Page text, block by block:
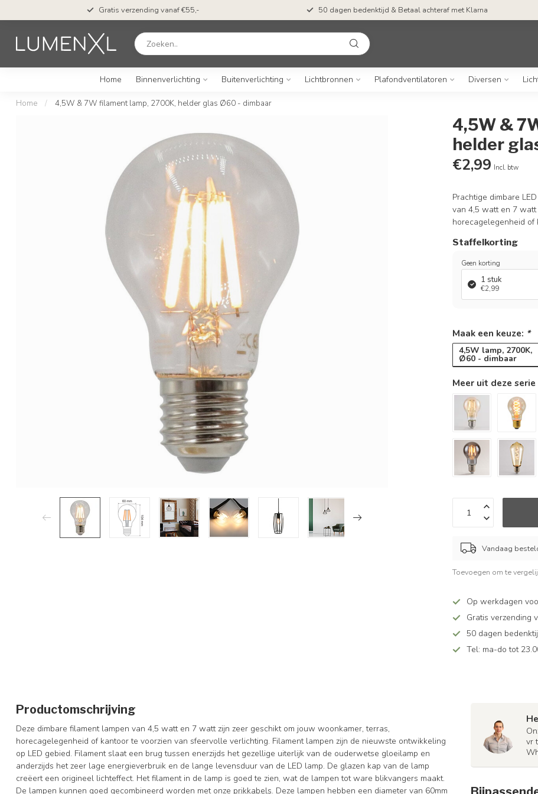
Gratis verzending vanaf €55,- 50 dagen bedenktijd & Betaal achteraf met Klarna
Home Binnenverlichting Buitenverlichting Lichtbronnen Plafondventilatoren Diversen
Home / 4,5W & 7W filament lamp, 2700K, helder glas Ø60 - dimbaar
4,5W &
helder
€2,99 Incl. btw
Prachtige dimbare
van 4,5 watt en 7
horecagelegenheid of
Staffelkorting
Geen korting
1 stuk
€2,99
Maak een keuze: *
4,5W lamp, 2700K,
Ø60 - dimbaar
Meer uit deze serie
Vandaag
Toevoegen om te
Op werkdagen
Gratis verzending
50 dagen
Tel: ma-do tot
Productomschrijving
Deze dimbare filament lampen van 4,5 watt en 7 watt zijn zeer geschikt om jouw woonkamer, terras,
horecagelegenheid of kantoor te voorzien van sfeervolle verlichting. Filament lampen zijn de nieuwste ontwikkeling
op LED gebied. Filament slaat een brug tussen enerzijds het gezellige uiterlijk van de ouderwetse gloeilamp en
anderzijds het zeer lage energieverbruik en de lange levensduur van de LED lamp. De glazen kap van de lamp
creëert een origineel lichteffect. Het filament in de lamp is goed te zien, wat de lampen tot ware blikvangers maakt.
De lampen kunnen goed gecombineerd worden met onze prikkabels. Deze lampen hebben een diameter van 60mm
vr